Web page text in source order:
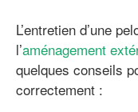
L’entretien d’une
l’aménagement
quelques conseils
correctement :